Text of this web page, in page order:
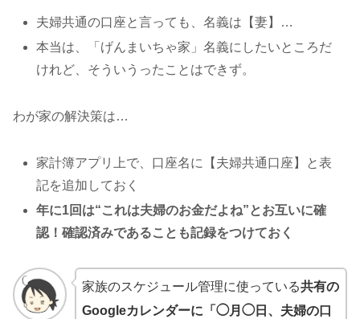
夫婦共通の口座と言っても、名義は【妻】…
本当は、「げんまいちゃ家」名義にしたいところだ
けれど、そういうったことはできず。
わが家の解決策は…
家計簿アプリ上で、口座名に【夫婦共通口座】と表
記を追加しておく
年に1回は“これは夫婦のお金だよね”とお互いに確
認！確認済みであることも記録をつけておく
家族のスケジュール管理に使っている共有の
Googleカレンダーに「◯月◯日、夫婦の口